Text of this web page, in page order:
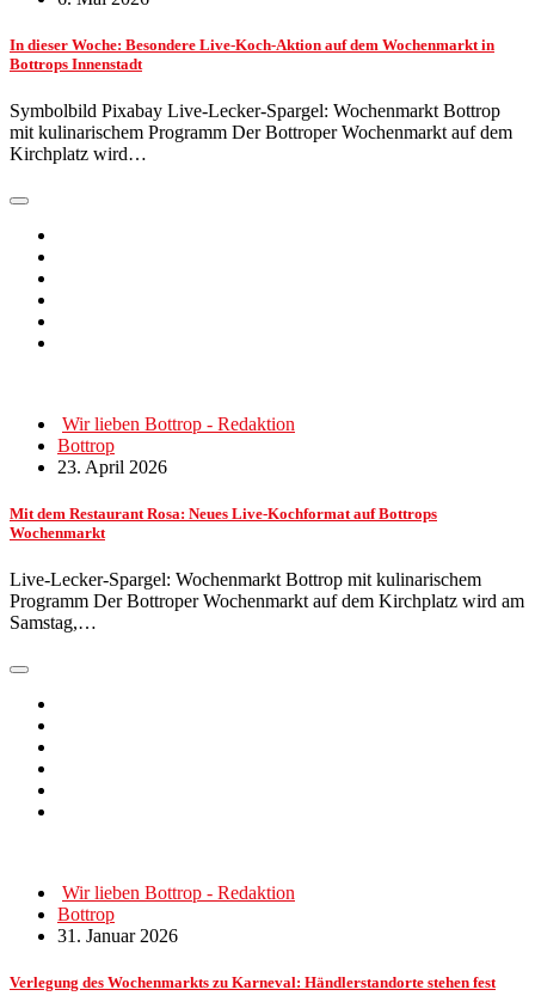
In dieser Woche: Besondere Live-Koch-Aktion auf dem Wochenmarkt in
Bottrops Innenstadt
Symbolbild Pixabay Live-Lecker-Spargel: Wochenmarkt Bottrop
mit kulinarischem Programm Der Bottroper Wochenmarkt auf dem
Kirchplatz wird…
Wir lieben Bottrop - Redaktion
Bottrop
23. April 2026
Mit dem Restaurant Rosa: Neues Live-Kochformat auf Bottrops
Wochenmarkt
Live-Lecker-Spargel: Wochenmarkt Bottrop mit kulinarischem
Programm Der Bottroper Wochenmarkt auf dem Kirchplatz wird am
Samstag,…
Wir lieben Bottrop - Redaktion
Bottrop
31. Januar 2026
Verlegung des Wochenmarkts zu Karneval: Händlerstandorte stehen fest